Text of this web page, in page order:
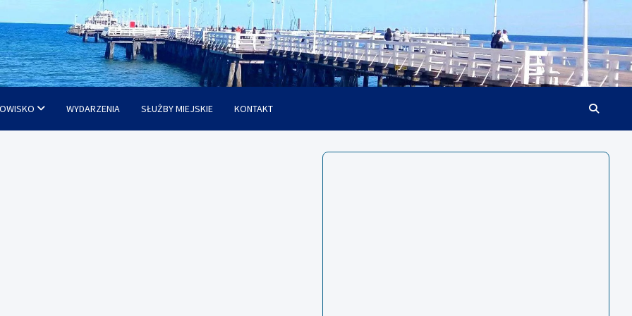
WYDARZENIA SŁUŻBY MIEJSKIE KONTAKT